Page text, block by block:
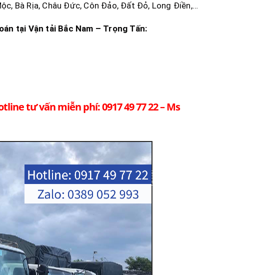
Bà Rịa, Châu Đức, Côn Đảo, Đất Đỏ, Long Điền,…
tại Vận tải Bắc Nam – Trọng Tấn:
tư vấn miễn phí: 0917 49 77 22 – Ms